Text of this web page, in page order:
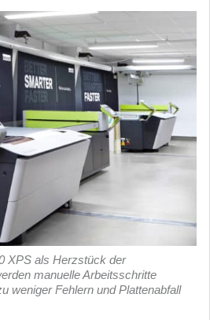
XPS als Herzstück der
manuelle Arbeitsschritte
weniger Fehlern und Plattenabfall